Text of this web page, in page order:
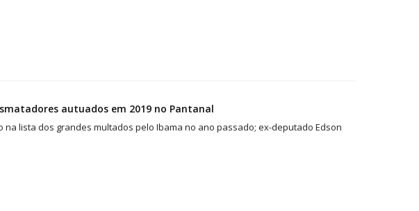
autuados em 2019 no Pantanal
lista dos grandes multados pelo Ibama no ano passado; ex-deputado Edson